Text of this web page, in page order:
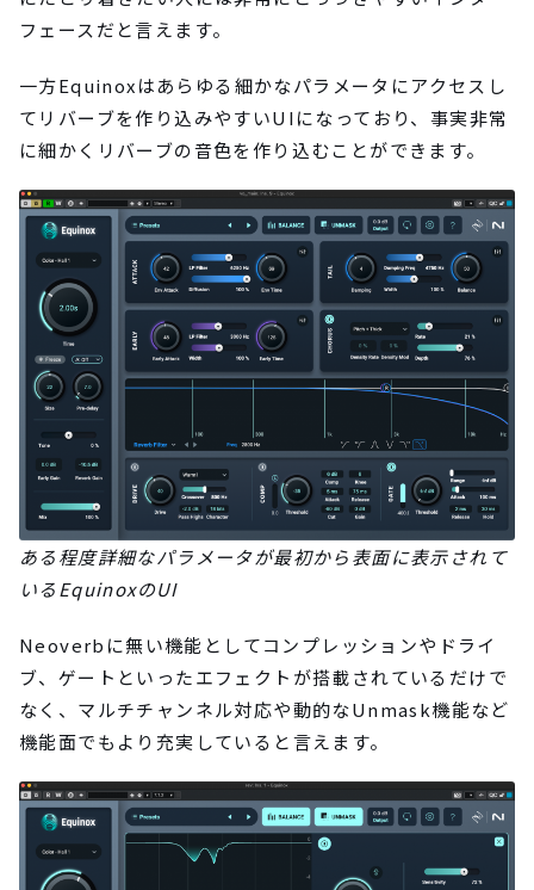
フェースだと言えます。
一方Equinoxはあらゆる細かなパラメータにアクセスし
てリバーブを作り込みやすいUIになっており、事実非常
に細かくリバーブの音色を作り込むことができます。
ある程度詳細なパラメータが最初から表面に表示されて
いるEquinoxのUI
Neoverbに無い機能としてコンプレッションやドライ
ブ、ゲートといったエフェクトが搭載されているだけで
なく、マルチチャンネル対応や動的なUnmask機能など
機能面でもより充実していると言えます。